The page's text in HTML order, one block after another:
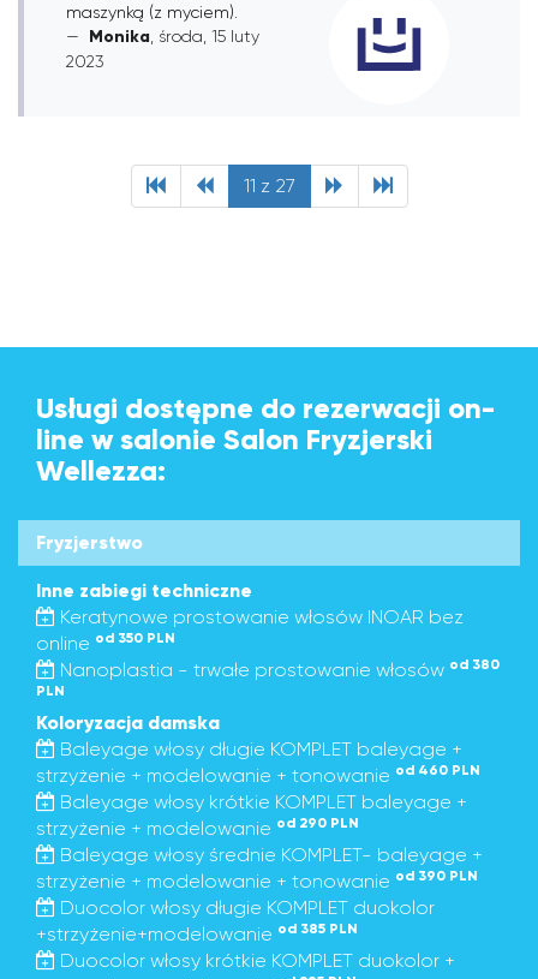
maszynką (z myciem).
Monika , środa, 15 luty
2023
11 z 27
Usługi dostępne do rezerwacji on-
line w salonie Salon Fryzjerski
Wellezza:
Fryzjerstwo
Inne zabiegi techniczne
Keratynowe prostowanie włosów INOAR bez
online od 350 PLN
Nanoplastia - trwałe prostowanie włosów od 380
PLN
Koloryzacja damska
Baleyage włosy długie KOMPLET baleyage +
strzyżenie + modelowanie + tonowanie od 460 PLN
Baleyage włosy krótkie KOMPLET baleyage +
strzyżenie + modelowanie od 290 PLN
Baleyage włosy średnie KOMPLET- baleyage +
strzyżenie + modelowanie + tonowanie od 390 PLN
Duocolor włosy długie KOMPLET duokolor
+strzyżenie+modelowanie od 385 PLN
Duocolor włosy krótkie KOMPLET duokolor +